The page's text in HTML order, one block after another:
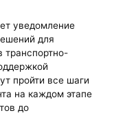
уведомление
для
транспортно-
пройти все шаги
на каждом этапе
до